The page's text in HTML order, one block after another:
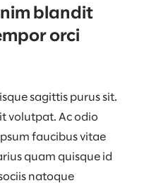
blandit
orci
sagittis purus sit.
volutpat. Ac odio
faucibus vitae
quam quisque id
natoque